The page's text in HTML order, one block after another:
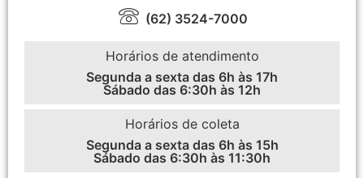
(62) 3524-7000
Horários de atendimento
Segunda a sexta das 6h às 17h
Sábado das 6:30h às 12h
Horários de coleta
Segunda a sexta das 6h às 15h
Sábado das 6:30h às 11:30h